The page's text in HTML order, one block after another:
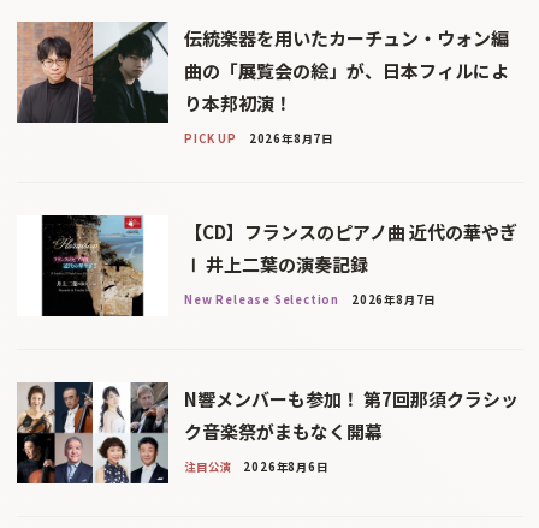
伝統楽器を用いたカーチュン・ウォン編
曲の「展覧会の絵」が、日本フィルによ
り本邦初演！
PICK UP 2026年8月7日
【CD】フランスのピアノ曲 近代の華やぎ
Ⅰ 井上二葉の演奏記録
New Release Selection 2026年8月7日
N響メンバーも参加！ 第7回那須クラシッ
ク音楽祭がまもなく開幕
注目公演 2026年8月6日